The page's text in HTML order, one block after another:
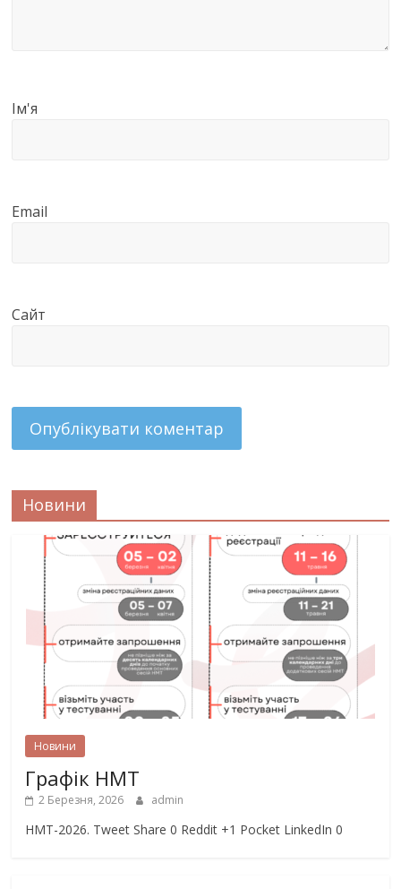
Ім'я
Email
Сайт
Новини
Новини
Графік НМТ
2 Березня, 2026 admin
НМТ-2026. Tweet Share 0 Reddit +1 Pocket LinkedIn 0